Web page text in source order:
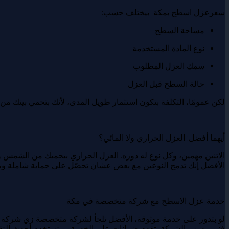
سعرعزل اسطح بمكة بيختلف حسب:
مساحة السطح
نوع المادة المستخدمة
سمك العزل المطلوب
حالة السطح قبل العزل
لكن عمومًا، التكلفة بتكون استثمار طويل المدى، لأنك بتحمي
.
أيهما أفضل: العزل الحراري ولا المائي؟
الاتنين مهمين، وكل نوع له دوره. العزل الحراري بيحميك من الشمس
الأفضل إنك تدمج النوعين مع بعض عشان تحصّل على حماية شاملة
.
خدمة عزل الاسطح مع شركة متخصصة في مكة
لو بتدور على خدمة موثوقة، الأفضل تلجأ لشركة متخصصة زي